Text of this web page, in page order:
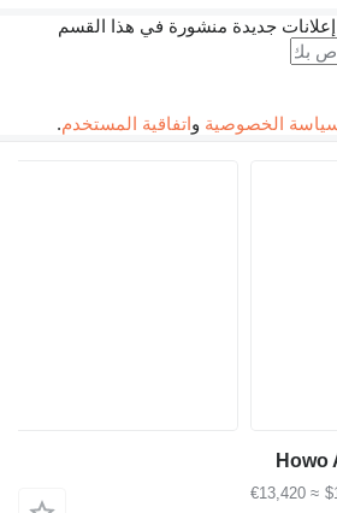
جديدة منشورة في هذا القسم
الخصوصيةواتفاقية المستخدم.